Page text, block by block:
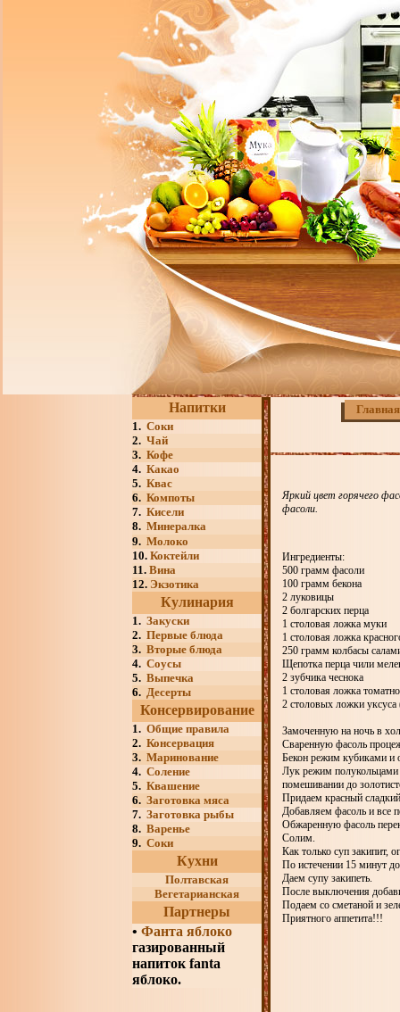
Напитки
1. Соки
2. Чай
3. Кофе
4. Какао
5. Квас
6. Компоты
7. Кисели
8. Минералка
9. Молоко
10. Коктейли
11. Вина
12. Экзотика
Кулинария
1. Закуски
2. Первые блюда
3. Вторые блюда
4. Соусы
5. Выпечка
6. Десерты
Консервирование
1. Общие правила
2. Консервация
3. Маринование
4. Соление
5. Квашение
6. Заготовка мяса
7. Заготовка рыбы
8. Варенье
9. Соки
Кухни
Полтавская
Вегетарианская
Партнеры
• Фанта яблоко
газированный
напиток fanta
яблоко.
Главная
Яркий цвет горячего
фасоли.
Ингредиенты:
500 грамм фасоли
100 грамм бекона
2 луковицы
2 болгарских перца
1 столовая ложка муки
1 столовая ложка
250 грамм колбасы
Щепотка перца чили
2 зубчика чеснока
1 столовая ложка
2 столовых ложки
Замоченную на ночь в
Сваренную фасоль
Бекон режим кубиками и
Лук режим полукольцами
помешивании до
Придаем красный
Добавляем фасоль и все
Обжаренную фасоль
Солим.
Как только суп закипит,
По истечении 15 минут
Даем супу закипеть.
После выключения
Подаем со сметаной и
Приятного аппетита!!!